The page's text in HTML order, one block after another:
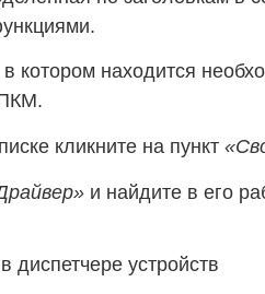
в котором находится
кликните на пункт
и найдите в его